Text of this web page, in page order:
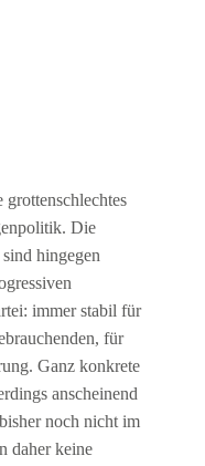
Die
hingegen
immer stabil für
für
Ganz konkrete
anscheinend
noch nicht im
daher keine